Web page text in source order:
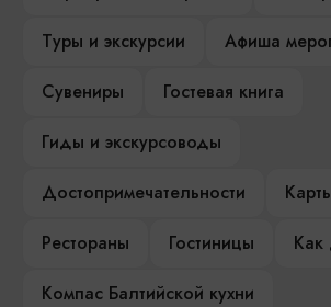
Туры и экскурсии
Афиша
Сувениры
Гостевая книга
Гиды и экскурсоводы
Достопримечательности
Рестораны
Гостиницы
Как
Компас Балтийской кухни